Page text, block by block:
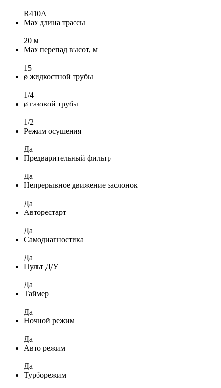
R410A
Max длина трассы
20 м
Max перепад высот, м
15
ø жидкостной трубы
1/4
ø газовой трубы
1/2
Режим осушения
Да
Предварительный фильтр
Да
Непрерывное движение заслонок
Да
Авторестарт
Да
Самодиагностика
Да
Пульт Д/У
Да
Таймер
Да
Ночной режим
Да
Авто режим
Да
Турборежим